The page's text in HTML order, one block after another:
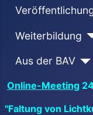
Weiterbildung
Aus der BAV
Online-Meeting
"Faltung von